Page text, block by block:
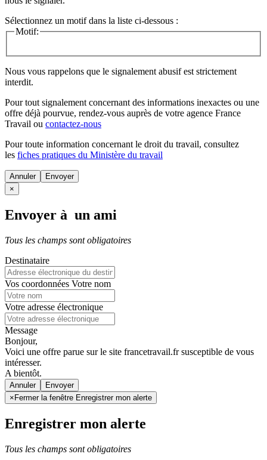
Sélectionnez un motif dans la liste ci-dessous :
Motif:
Nous vous rappelons que le signalement abusif est strictement
interdit.
Pour tout signalement concernant des informations inexactes ou une
offre déjà pourvue, rendez-vous auprès de votre agence France
Travail ou contactez-nous
Pour toute information concernant le droit du travail, consultez
les fiches pratiques du Ministère du travail
Annuler
×
Envoyer à un ami
Tous les champs sont obligatoires
Destinataire
Vos coordonnées Votre nom
Votre adresse électronique
Message
Bonjour,
Voici une offre parue sur le site francetravail.fr susceptible de vous
intéresser.
A bientôt.
Annuler
× Fermer la fenêtre Enregistrer mon alerte
Enregistrer mon alerte
Tous les champs sont obligatoires